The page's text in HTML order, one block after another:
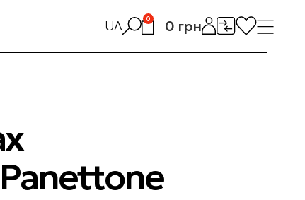
UA 0 0 грн